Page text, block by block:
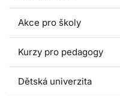
Akce pro školy
Kurzy pro pedagogy
Dětská univerzita